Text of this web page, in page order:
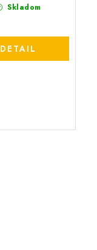
Skladom
DETAIL